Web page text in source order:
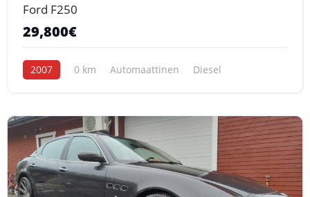
Ford F250
29,800€
2007 0 km Automaattinen Diesel